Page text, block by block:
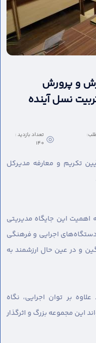
و پرورش
نسل آینده
تعداد بازدید :
140
تکریم و معارفه مدیرکل
اهمیت این جایگاه مدیریتی
اجرایی و فرهنگی
و در عین حال ارزشمند به
بر توان اجرایی، نگاه
این مجموعه بزرگ و اثرگذار